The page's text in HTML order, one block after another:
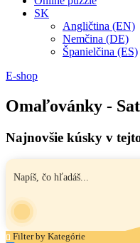
SK
Angličtina (EN)
Nemčina (DE)
Španielčina (ES)
E-shop
Omaľovánky -
Najnovšie kúsky v
Filter by Kategórie